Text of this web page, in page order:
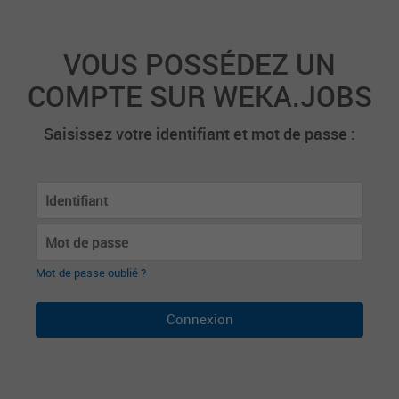
VOUS POSSÉDEZ UN
COMPTE SUR WEKA.JOBS
Saisissez votre identifiant et mot de passe :
Mot de passe oublié ?
Connexion